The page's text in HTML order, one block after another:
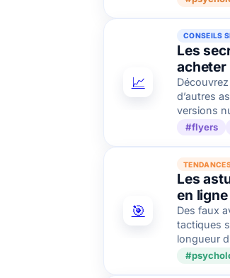
📈
CONSEILS
Les
acheter
d’autres
versions
#flyers
🎯
Les
en
Des faux
tactiques
longueur